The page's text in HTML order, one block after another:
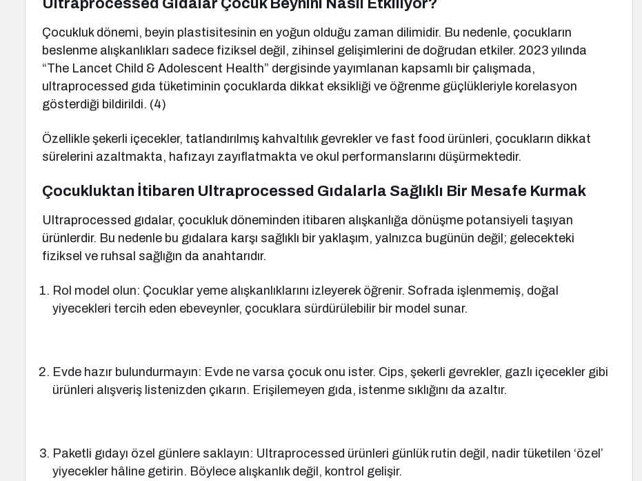
Ultraprocessed Gıdalar Çocuk Beynini Nasıl Etkiliyor?
Çocukluk dönemi, beyin plastisitesinin en yoğun olduğu zaman dilimidir. Bu nedenle, çocukların
beslenme alışkanlıkları sadece fiziksel değil, zihinsel gelişimlerini de doğrudan etkiler. 2023 yılında
“The Lancet Child & Adolescent Health” dergisinde yayımlanan kapsamlı bir çalışmada,
ultraprocessed gıda tüketiminin çocuklarda dikkat eksikliği ve öğrenme güçlükleriyle korelasyon
gösterdiği bildirildi. (4)
Özellikle şekerli içecekler, tatlandırılmış kahvaltılık gevrekler ve fast food ürünleri, çocukların dikkat
sürelerini azaltmakta, hafızayı zayıflatmakta ve okul performanslarını düşürmektedir.
Çocukluktan İtibaren Ultraprocessed Gıdalarla Sağlıklı Bir Mesafe Kurmak
Ultraprocessed gıdalar, çocukluk döneminden itibaren alışkanlığa dönüşme potansiyeli taşıyan
ürünlerdir. Bu nedenle bu gıdalara karşı sağlıklı bir yaklaşım, yalnızca bugünün değil; gelecekteki
fiziksel ve ruhsal sağlığın da anahtarıdır.
Rol model olun: Çocuklar yeme alışkanlıklarını izleyerek öğrenir. Sofrada işlenmemiş, doğal
yiyecekleri tercih eden ebeveynler, çocuklara sürdürülebilir bir model sunar.
Evde hazır bulundurmayın: Evde ne varsa çocuk onu ister. Cips, şekerli gevrekler, gazlı içecekler gibi
ürünleri alışveriş listenizden çıkarın. Erişilemeyen gıda, istenme sıklığını da azaltır.
Paketli gıdayı özel günlere saklayın: Ultraprocessed ürünleri günlük rutin değil, nadir tüketilen ‘özel’
yiyecekler hâline getirin. Böylece alışkanlık değil, kontrol gelişir.